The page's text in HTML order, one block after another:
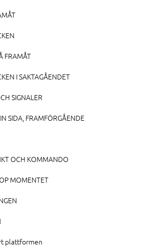
FRAMÅT
I SAKTAGÅENDET
SIGNALER
SIDA, FRAMFÖRGÅENDE
OCH KOMMANDO
MOMENTET
plattformen